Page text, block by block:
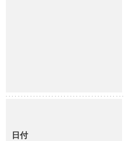
日付